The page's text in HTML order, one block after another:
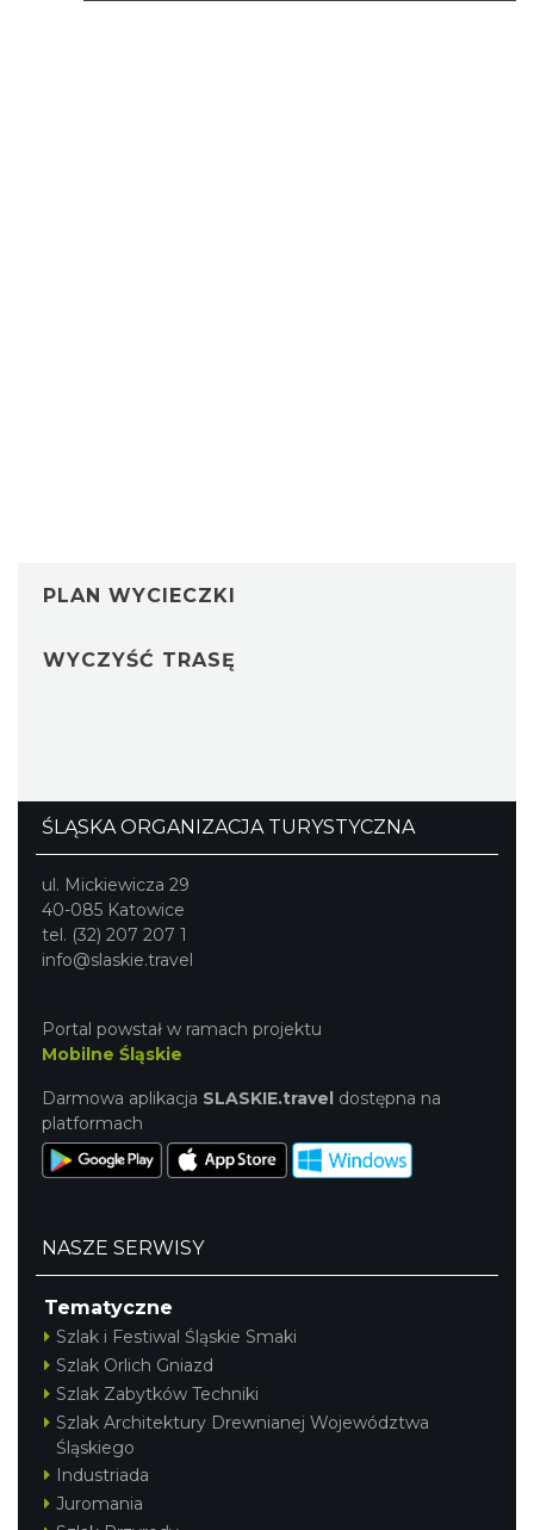
PLAN WYCIECZKI
WYCZYŚĆ TRASĘ
ŚLĄSKA ORGANIZACJA TURYSTYCZNA
ul. Mickiewicza 29
40-085 Katowice
tel. (32) 207 207 1
info@slaskie.travel
Portal powstał w ramach projektu
Mobilne Śląskie
Darmowa aplikacja SLASKIE.travel dostępna na
platformach
NASZE SERWISY
Tematyczne
Szlak i Festiwal Śląskie Smaki
Szlak Orlich Gniazd
Szlak Zabytków Techniki
Szlak Architektury Drewnianej Województwa
Śląskiego
Industriada
Juromania